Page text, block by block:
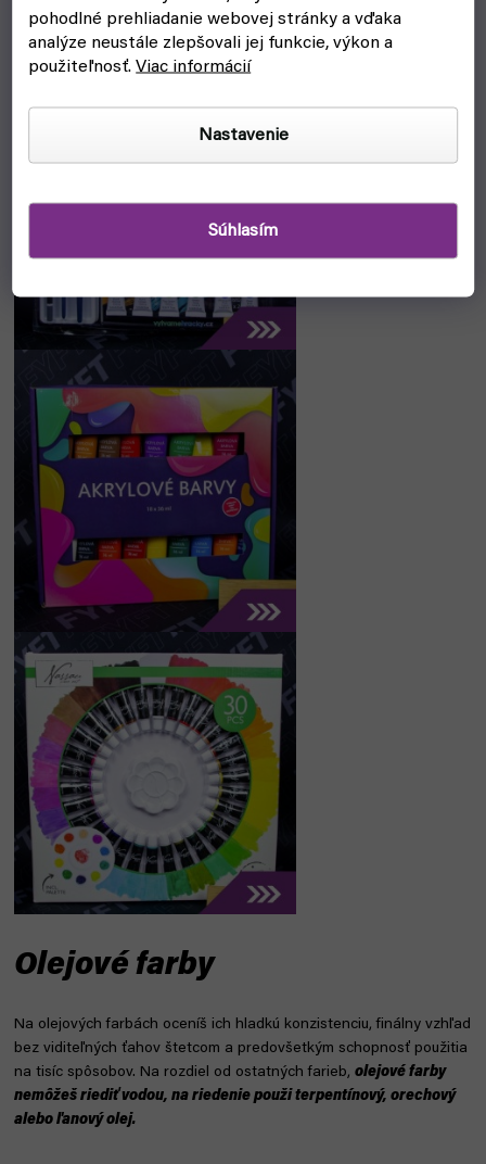
pohodlné prehliadanie webovej stránky a vďaka
analýze neustále zlepšovali jej funkcie, výkon a
použiteľnosť.Viac informácií
Nastavenie
Súhlasím
Pozri si našu ponuku akrylových farieb
Olejové farby
Na olejových farbách oceníš ich hladkú konzistenciu, finálny vzhľad
bez viditeľných ťahov štetcom a predovšetkým schopnosť použitia
na tisíc spôsobov. Na rozdiel od ostatných farieb, olejové farby
nemôžeš riediť vodou, na riedenie použi terpentínový, orechový
alebo ľanový olej.